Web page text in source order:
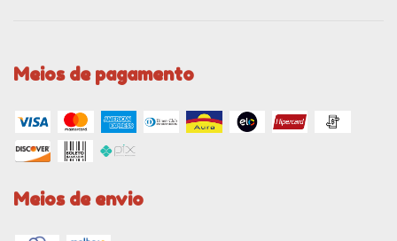
Meios de pagamento
Meios de envio